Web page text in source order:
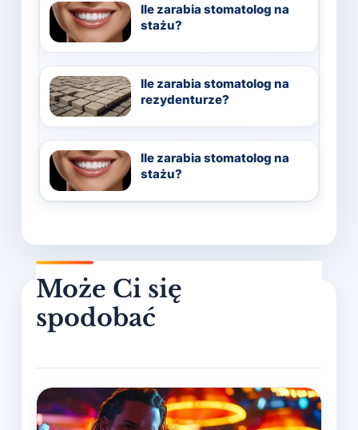
Ile zarabia stomatolog na
stażu?
Ile zarabia stomatolog na
rezydenturze?
Ile zarabia stomatolog na
stażu?